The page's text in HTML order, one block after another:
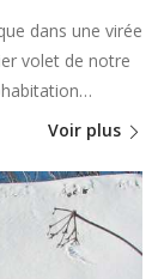
dans une virée
volet de notre
Voir plus